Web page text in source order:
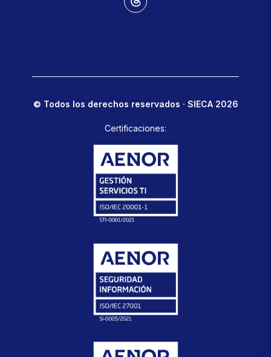
© Todos los derechos reservados · SIECA 2026
Certificaciones: